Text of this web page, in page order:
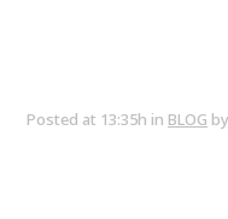
Posted at 13:35h in BLOG by